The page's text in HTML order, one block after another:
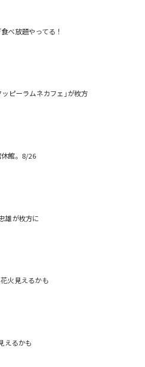
べ放題やってる！
ピーラムネカフェ｣が枚方
館。8/26
雄が枚方に
火見えるかも
えるかも